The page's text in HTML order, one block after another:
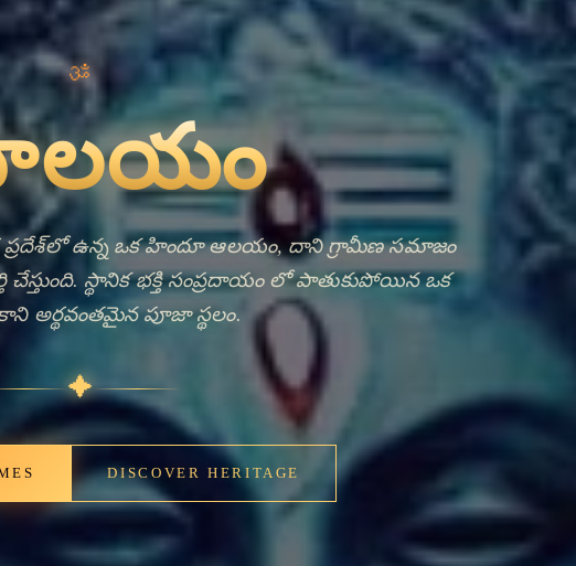
शान्तिः शान्तिः ॥
Bells,
Faith
తీరప్రాంత ప్రాంతం నుండి 532005 పిన్ కోడ్ ప్రాంతం
ఈ హిందూ ఆలయం గ్రామ నివాసుల కోసం పూజా కేంద్రం
ఆంధ్ర ప్రదేశ్ అంతటా ఉన్న అనేక గ్రామీణ
ఆలయ జీవితం యొక్క శాశ్వత స్థానం ను
మరియు సంప్రదాయ క్రియలకు సమకూడే స్థలాన్ని
ఈ ప్రాంతం యొక్క లోతైన-నిలిచిన హిందూ ధార్మిక
సంపీడలకు భక్తి యొక్క గట్టిబిలుసుగా సేవ చేసుకుంటూ